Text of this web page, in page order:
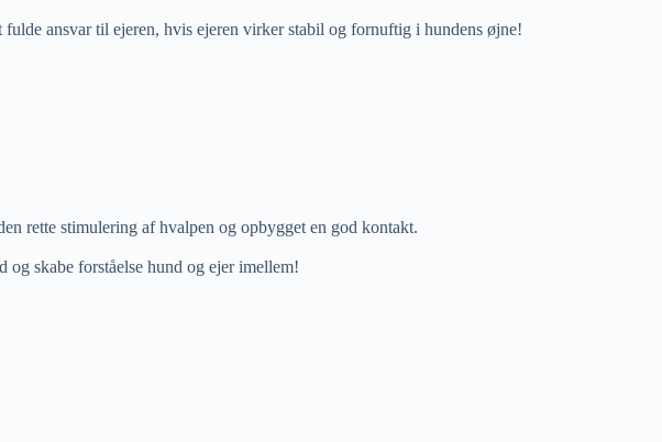
ansvar til ejeren, hvis ejeren virker stabil og fornuftig i hundens øjne!
rette stimulering af hvalpen og opbygget en god kontakt.
skabe forståelse hund og ejer imellem!